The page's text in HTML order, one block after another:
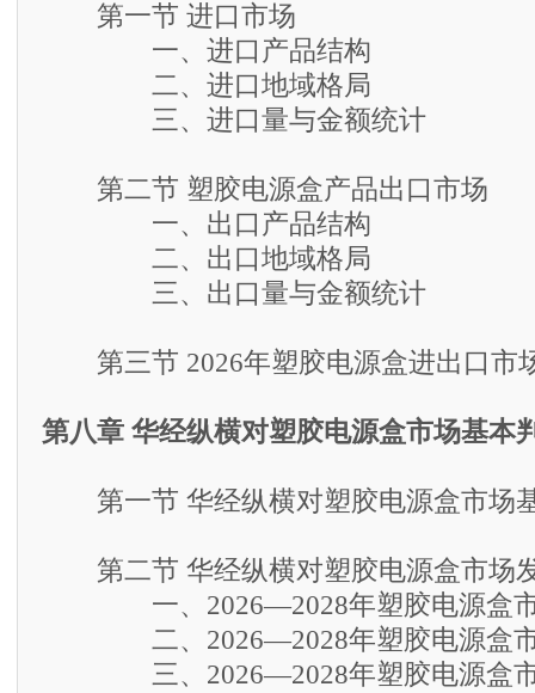
第一节 进口市场
一、进口产品结构
二、进口地域格局
三、进口量与金额统计
第二节 塑胶电源盒产品出口市场
一、出口产品结构
二、出口地域格局
三、出口量与金额统计
第三节 2026年塑胶电源盒进出口市
第八章 华经纵横对塑胶电源盒市场基本
第一节 华经纵横对塑胶电源盒市场
第二节 华经纵横对塑胶电源盒市场
一、2026—2028年塑胶电源盒市
二、2026—2028年塑胶电源盒市
三、2026—2028年塑胶电源盒市